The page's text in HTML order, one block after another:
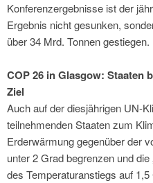
Konferenzergebnisse ist der
Ergebnis nicht gesunken,
über 34 Mrd. Tonnen gestiegen.
COP 26 in Glasgow: Staaten
Ziel
Auch auf der diesjährigen UN-
teilnehmenden Staaten zum
Erderwärmung gegenüber der
unter 2 Grad begrenzen und
des Temperaturanstiegs auf